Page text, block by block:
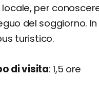
per
del soggiorno.
turistico.
di visita: 1,5 ore